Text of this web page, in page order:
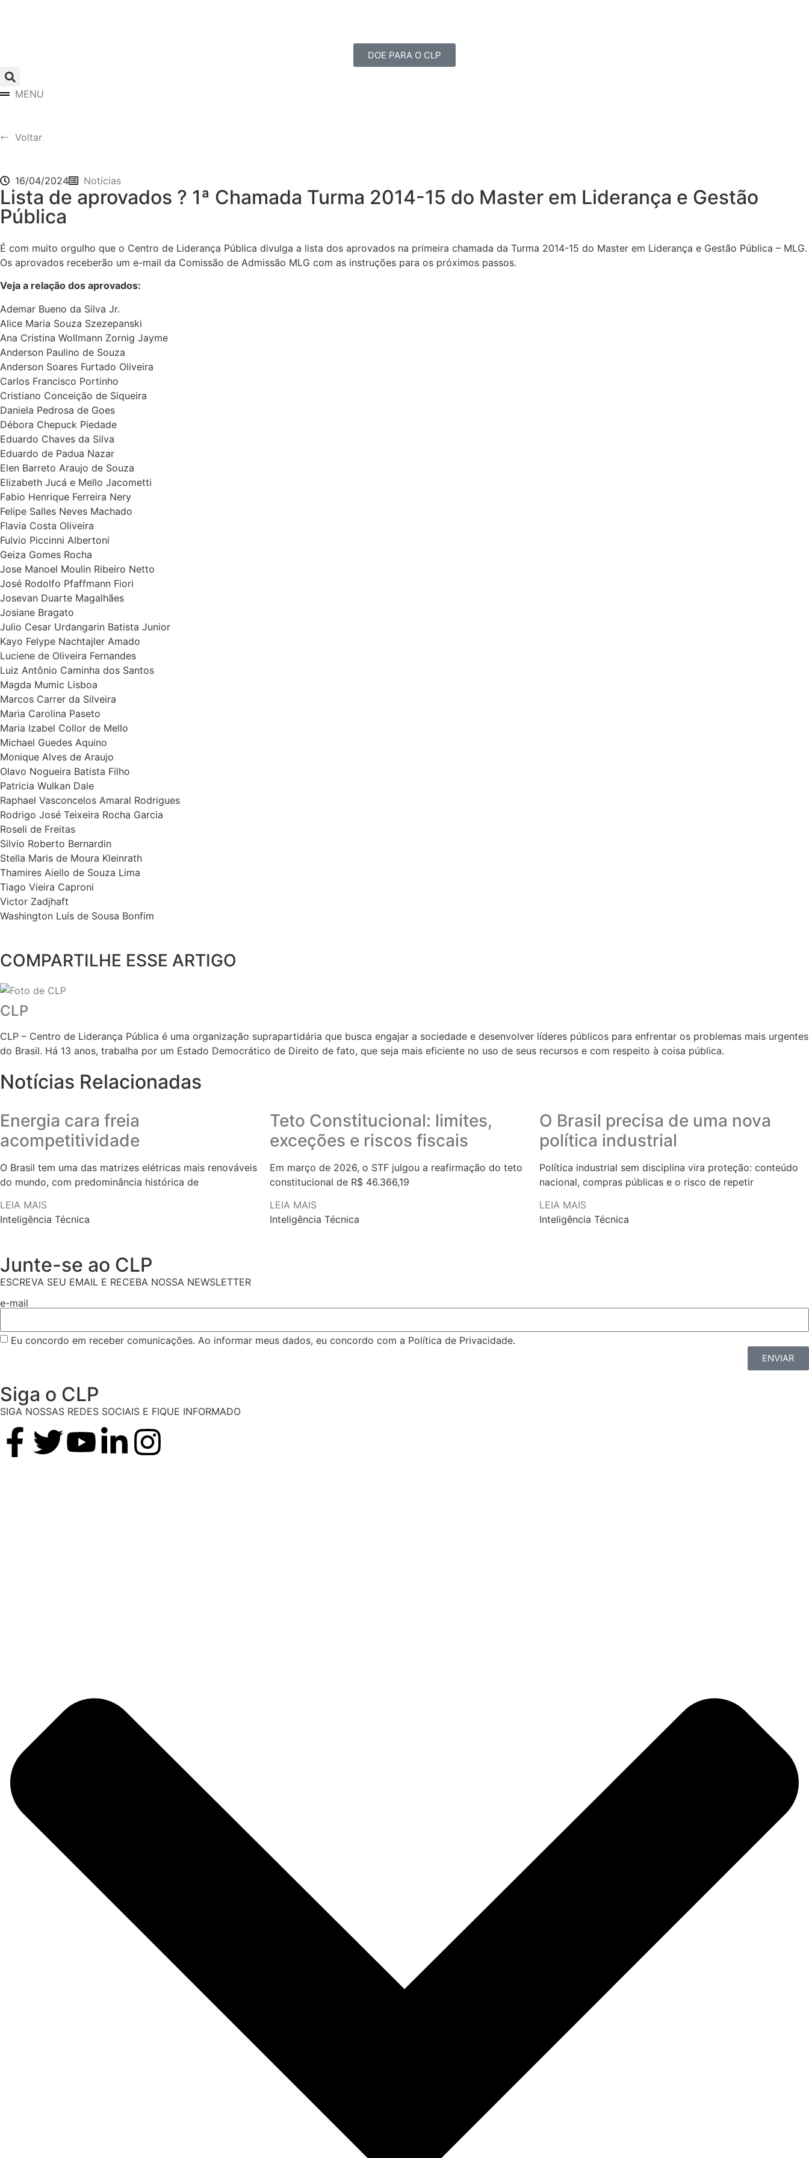
DOE PARA O CLP
MENU
Voltar
16/04/2024 Notícias
Lista de aprovados ? 1ª Chamada Turma 2014-15 do Master em Liderança e Gestão
Pública
É com muito orgulho que o Centro de Liderança Pública divulga a lista dos aprovados na primeira chamada da Turma 2014-15 do Master em Liderança e Gestão Pública – MLG.
Os aprovados receberão um e-mail da Comissão de Admissão MLG com as instruções para os próximos passos.
Veja a relação dos aprovados:
Ademar Bueno da Silva Jr.
Alice Maria Souza Szezepanski
Ana Cristina Wollmann Zornig Jayme
Anderson Paulino de Souza
Anderson Soares Furtado Oliveira
Carlos Francisco Portinho
Cristiano Conceição de Siqueira
Daniela Pedrosa de Goes
Débora Chepuck Piedade
Eduardo Chaves da Silva
Eduardo de Padua Nazar
Elen Barreto Araujo de Souza
Elizabeth Jucá e Mello Jacometti
Fabio Henrique Ferreira Nery
Felipe Salles Neves Machado
Flavia Costa Oliveira
Fulvio Piccinni Albertoni
Geiza Gomes Rocha
Jose Manoel Moulin Ribeiro Netto
José Rodolfo Pfaffmann Fiori
Josevan Duarte Magalhães
Josiane Bragato
Julio Cesar Urdangarin Batista Junior
Kayo Felype Nachtajler Amado
Luciene de Oliveira Fernandes
Luiz Antônio Caminha dos Santos
Magda Mumic Lisboa
Marcos Carrer da Silveira
Maria Carolina Paseto
Maria Izabel Collor de Mello
Michael Guedes Aquino
Monique Alves de Araujo
Olavo Nogueira Batista Filho
Patricia Wulkan Dale
Raphael Vasconcelos Amaral Rodrigues
Rodrigo José Teixeira Rocha Garcia
Roseli de Freitas
Silvio Roberto Bernardin
Stella Maris de Moura Kleinrath
Thamires Aiello de Souza Lima
Tiago Vieira Caproni
Victor Zadjhaft
Washington Luís de Sousa Bonfim
COMPARTILHE ESSE ARTIGO
CLP
CLP – Centro de Liderança Pública é uma organização suprapartidária que busca engajar a sociedade e desenvolver líderes públicos para enfrentar os problemas mais urgentes
do Brasil. Há 13 anos, trabalha por um Estado Democrático de Direito de fato, que seja mais eficiente no uso de seus recursos e com respeito à coisa pública.
Notícias Relacionadas
Energia cara freia
acompetitividade
O Brasil tem uma das matrizes elétricas mais renováveis
do mundo, com predominância histórica de
LEIA MAIS
Inteligência Técnica
Teto Constitucional: limites,
exceções e riscos fiscais
Em março de 2026, o STF julgou a reafirmação do teto
constitucional de R$ 46.366,19
LEIA MAIS
Inteligência Técnica
O Brasil precisa de uma nova
política industrial
Política industrial sem disciplina vira proteção: conteúdo
nacional, compras públicas e o risco de repetir
LEIA MAIS
Inteligência Técnica
Junte-se ao CLP
ESCREVA SEU EMAIL E RECEBA NOSSA NEWSLETTER
e-mail
Eu concordo em receber comunicações. Ao informar meus dados, eu concordo com a Política de Privacidade.
ENVIAR
Siga o CLP
SIGA NOSSAS REDES SOCIAIS E FIQUE INFORMADO